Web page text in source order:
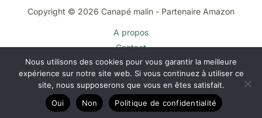
Copyright © 2026 Canapé malin - Partenaire Amazon
A propos
Contact
Plan du site
Mentions légales
Politique de confidentialité
Nous utilisons des cookies pour vous garantir la meilleure
expérience sur notre site web. Si vous continuez à utiliser ce
site, nous supposerons que vous en êtes satisfait.
Oui
Non Politique de confidentialité